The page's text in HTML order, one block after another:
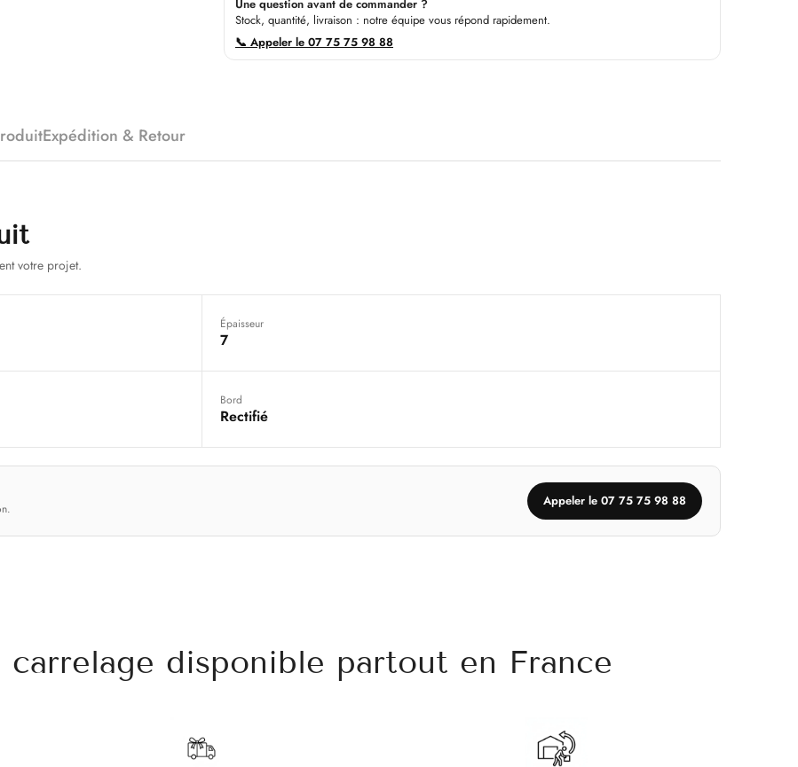
Une question avant de commander ?
Stock, quantité, livraison : notre équipe vous répond rapidement.
📞 Appeler le 07 75 75 98 88
Expédition & Retour
votre projet.
Épaisseur
7
Bord
Rectifié
Appeler le 07 75 75 98 88
disponible partout en France